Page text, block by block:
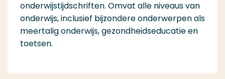
onderwijstijdschriften. Omvat alle niveaus van
onderwijs, inclusief bijzondere onderwerpen als
meertalig onderwijs, gezondheidseducatie en
toetsen.